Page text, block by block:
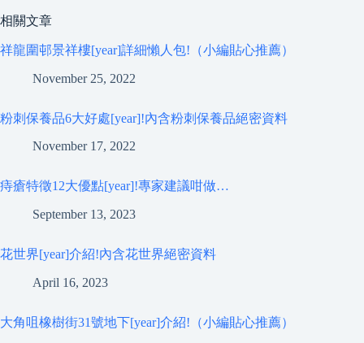
相關文章
祥龍圍邨景祥樓[year]詳細懶人包!（小編貼心推薦）
November 25, 2022
粉刺保養品6大好處[year]!內含粉刺保養品絕密資料
November 17, 2022
痔瘡特徵12大優點[year]!專家建議咁做…
September 13, 2023
花世界[year]介紹!內含花世界絕密資料
April 16, 2023
大角咀橡樹街31號地下[year]介紹!（小編貼心推薦）